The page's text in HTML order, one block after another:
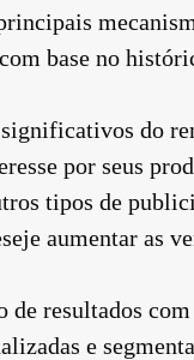
base no
do
por seus
tipos de
aumentar as
de resultados
e